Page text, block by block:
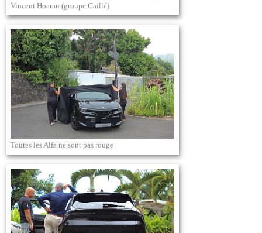
Vincent Hoarau (groupe Caillé)
Toutes les Alfa ne sont pas rouge